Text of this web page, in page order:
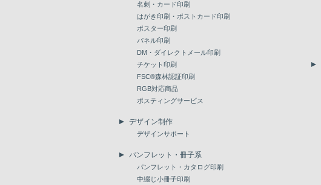
名刺・カード印刷
はがき印刷・ポストカード印刷
ポスター印刷
パネル印刷
DM・ダイレクトメール印刷
チケット印刷
FSC®森林認証印刷
RGB対応商品
ポスティングサービス
デザイン制作
デザインサポート
パンフレット・冊子系
パンフレット・カタログ印刷
中綴じ小冊子印刷